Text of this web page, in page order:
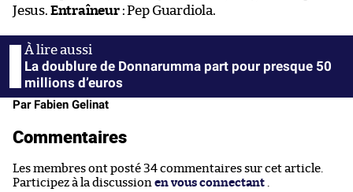
Jesus. Entraîneur: Pep Guardiola.
La doublure de Donnarumma part pour presque 50
millions d’euros
Par Fabien Gelinat
Commentaires
Les membres ont posté 34 commentaires sur cet article.
Participez à la discussion en vous connectant